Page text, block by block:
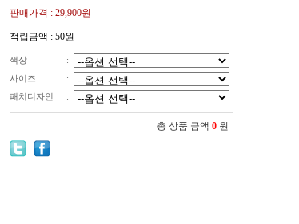
판매가격 : 29,900원
적립금액 : 50원
색상
:
사이즈
:
패치디자인
:
총 상품 금액 0 원